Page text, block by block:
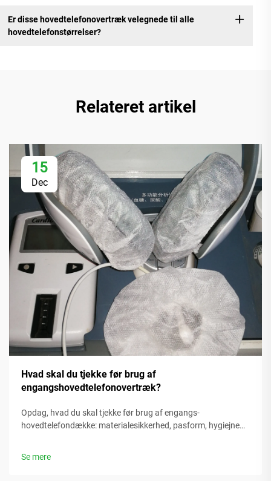
Er disse hovedtelefonovertræk velegnede til alle
hovedtelefonstørrelser?
Relateret artikel
15
Dec
Hvad skal du tjekke før brug af
engangshovedtelefonovertræk?
Opdag, hvad du skal tjekke før brug af engangs-
hovedtelefondække: materialesikkerhed, pasform, hygiejne
Se mere